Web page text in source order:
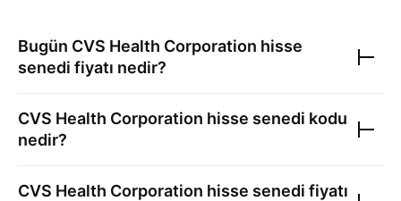
Bugün CVS Health Corporation hisse
senedi fiyatı nedir?
CVS Health Corporation hisse senedi kodu
nedir?
CVS Health Corporation hisse senedi fiyatı